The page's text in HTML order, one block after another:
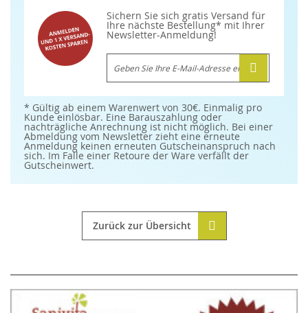
Sichern Sie sich gratis Versand für
Ihre nächste Bestellung* mit Ihrer
Newsletter-Anmeldung!
Melden
Sie
für
unseren
Newsletter
an:
* Gültig ab einem Warenwert von 30€. Einmalig pro
Kunde einlösbar. Eine Barauszahlung oder
nachträgliche Anrechnung ist nicht möglich. Bei einer
Abmeldung vom Newsletter zieht eine erneute
Anmeldung keinen erneuten Gutscheinanspruch nach
sich. Im Falle einer Retoure der Ware verfällt der
Gutscheinwert.
Zurück zur Übersicht